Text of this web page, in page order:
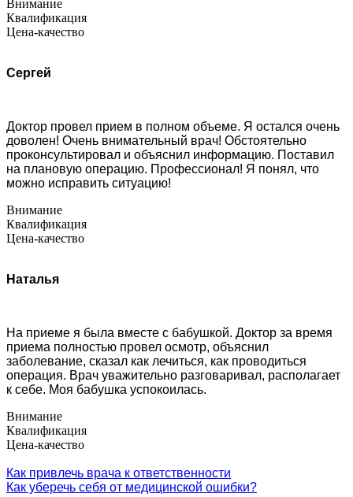
Внимание
Квалификация
Цена-качество
Сергей
Доктор провел прием в полном объеме. Я остался очень
доволен! Очень внимательный врач! Обстоятельно
проконсультировал и объяснил информацию. Поставил
на плановую операцию. Профессионал! Я понял, что
можно исправить ситуацию!
Внимание
Квалификация
Цена-качество
Наталья
На приеме я была вместе с бабушкой. Доктор за время
приема полностью провел осмотр, объяснил
заболевание, сказал как лечиться, как проводиться
операция. Врач уважительно разговаривал, располагает
к себе. Моя бабушка успокоилась.
Внимание
Квалификация
Цена-качество
Как привлечь врача к ответственности
Как уберечь себя от медицинской ошибки?